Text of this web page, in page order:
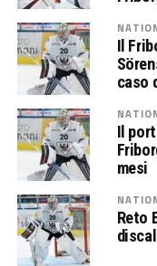
Il
caso
Il
mesi
Reto